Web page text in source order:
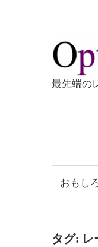
テ
ン
ツ
プ
最先端の
おもし
タグ: